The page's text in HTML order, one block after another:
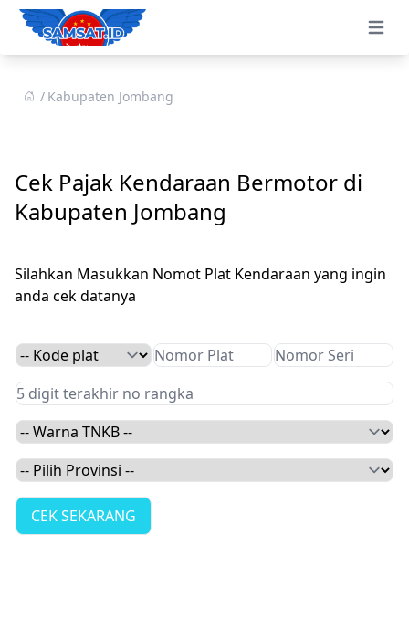
Open
Kabupaten Jombang
Cek Pajak Kendaraan Bermotor di
Kabupaten Jombang
Silahkan Masukkan Nomot Plat Kendaraan yang ingin
anda cek datanya